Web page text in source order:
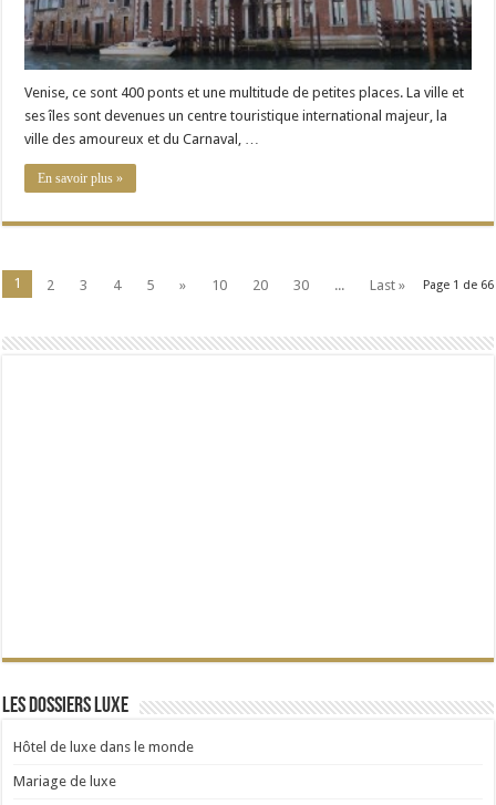
Venise, ce sont 400 ponts et une multitude de petites places. La ville et
ses îles sont devenues un centre touristique international majeur, la
ville des amoureux et du Carnaval, …
En savoir plus »
Page 1 de 66
1 2 3 4 5 » 10 20 30 ... Last »
Les dossiers Luxe
Hôtel de luxe dans le monde
Mariage de luxe